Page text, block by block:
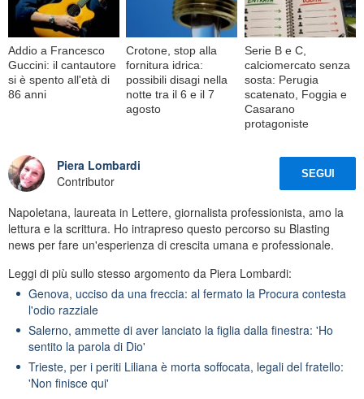
Addio a Francesco
Guccini: il cantautore
si è spento all'età di
86 anni
Crotone, stop alla
fornitura idrica:
possibili disagi nella
notte tra il 6 e il 7
agosto
Serie B e C,
calciomercato senza
sosta: Perugia
scatenato, Foggia e
Casarano
protagoniste
Piera Lombardi
Contributor
SEGUI
Napoletana, laureata in Lettere, giornalista professionista, amo la
lettura e la scrittura. Ho intrapreso questo percorso su Blasting
news per fare un'esperienza di crescita umana e professionale.
Leggi di più sullo stesso argomento da Piera Lombardi:
Genova, ucciso da una freccia: al fermato la Procura contesta
l'odio razziale
Salerno, ammette di aver lanciato la figlia dalla finestra: 'Ho
sentito la parola di Dio'
Trieste, per i periti Liliana è morta soffocata, legali del fratello:
'Non finisce qui'